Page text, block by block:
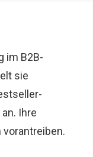
im B2B-
sie
Ihre